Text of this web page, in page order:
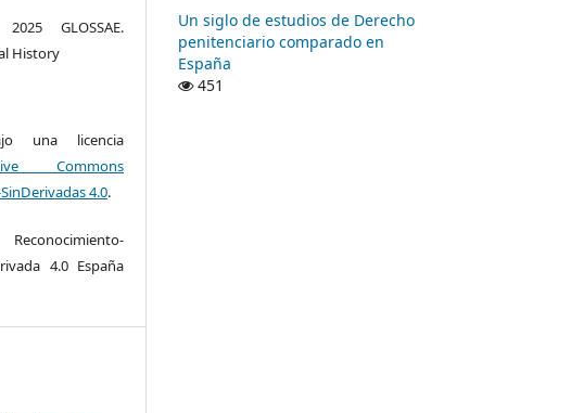
GLOSSAE.
History
una licencia
Commons
4.0.
4.0 España
Un siglo de estudios de Derecho
penitenciario comparado en
España
451